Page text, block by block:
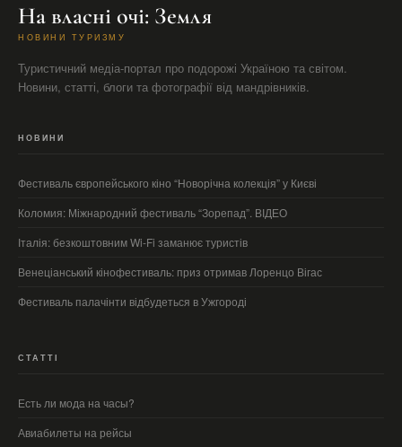
На власні очі: Земля
НОВИНИ ТУРИЗМУ
Туристичний медіа-портал про подорожі Україною та світом.
Новини, статті, блоги та фотографії від мандрівників.
НОВИНИ
Фестиваль європейського кіно “Новорічна колекція” у Києві
Коломия: Міжнародний фестиваль “Зорепад”. ВІДЕО
Італія: безкоштовним Wi-Fi заманює туристів
Венеціанський кінофестиваль: приз отримав Лоренцо Вігас
Фестиваль палачінти відбудеться в Ужгороді
СТАТТІ
Есть ли мода на часы?
Авиабилеты на рейсы